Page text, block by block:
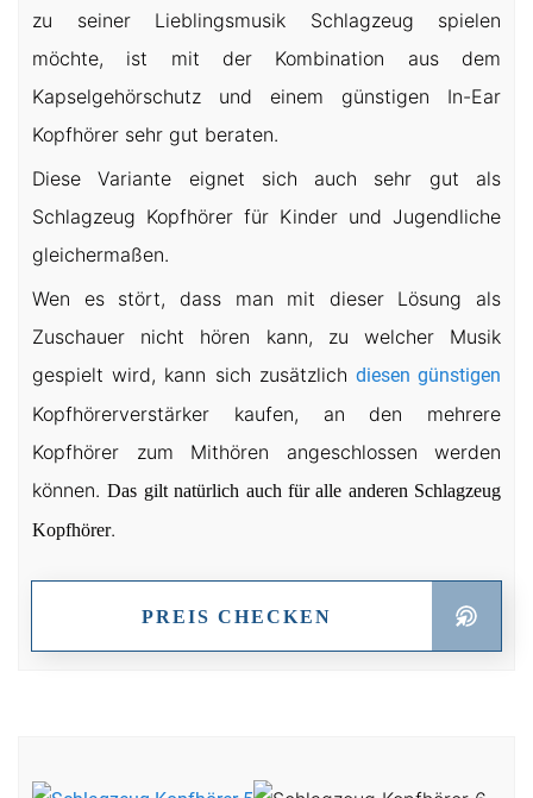
zu seiner Lieblingsmusik Schlagzeug spielen
möchte, ist mit der Kombination aus dem
Kapselgehörschutz und einem günstigen In-Ear
Kopfhörer sehr gut beraten.
Diese Variante eignet sich auch sehr gut als
Schlagzeug Kopfhörer für Kinder und Jugendliche
gleichermaßen.
Wen es stört, dass man mit dieser Lösung als
Zuschauer nicht hören kann, zu welcher Musik
gespielt wird, kann sich zusätzlich diesen günstigen
Kopfhörerverstärker kaufen, an den mehrere
Kopfhörer zum Mithören angeschlossen werden
können.Das gilt natürlich auch für alle anderen Schlagzeug
Kopfhörer.
PREIS CHECKEN